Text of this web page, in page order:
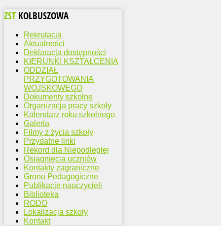
ZST KOLBUSZOWA
Rekrutacja
Aktualności
Deklaracja dostępności
KIERUNKI KSZTAŁCENIA
ODDZIAŁ
PRZYGOTOWANIA
WOJSKOWEGO
Dokumenty szkolne
Organizacja pracy szkoły
Kalendarz roku szkolnego
Galeria
Filmy z życia szkoły
Przydatne linki
Rekord dla Niepodległej
Osiągnięcia uczniów
Kontakty zagraniczne
Grono Pedagogiczne
Publikacje nauczycieli
Biblioteka
RODO
Lokalizacja szkoły
Kontakt